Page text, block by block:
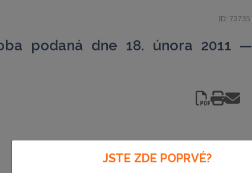
ID: 73735
podaná dne 18. února 2011 —
JSTE ZDE POPRVÉ?